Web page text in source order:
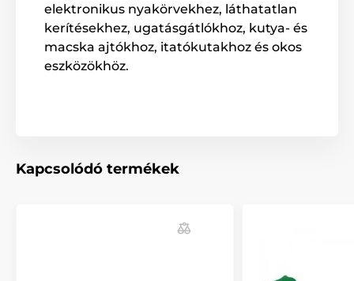
elektronikus nyakörvekhez, láthatatlan
kerítésekhez, ugatásgátlókhoz, kutya- és
macska ajtókhoz, itatókutakhoz és okos
eszközökhöz.
Kapcsolódó termékek